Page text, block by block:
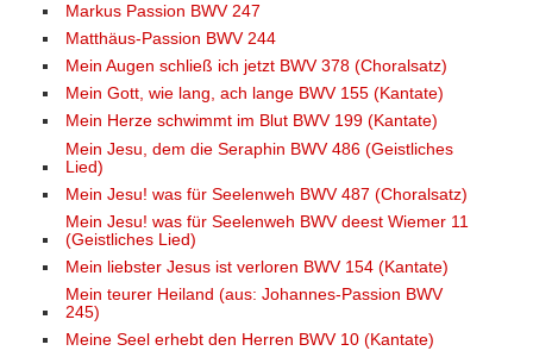
Markus Passion BWV 247
Matthäus-Passion BWV 244
Mein Augen schließ ich jetzt BWV 378 (Choralsatz)
Mein Gott, wie lang, ach lange BWV 155 (Kantate)
Mein Herze schwimmt im Blut BWV 199 (Kantate)
Mein Jesu, dem die Seraphin BWV 486 (Geistliches
Lied)
Mein Jesu! was für Seelenweh BWV 487 (Choralsatz)
Mein Jesu! was für Seelenweh BWV deest Wiemer 11
(Geistliches Lied)
Mein liebster Jesus ist verloren BWV 154 (Kantate)
Mein teurer Heiland (aus: Johannes-Passion BWV
245)
Meine Seel erhebt den Herren BWV 10 (Kantate)